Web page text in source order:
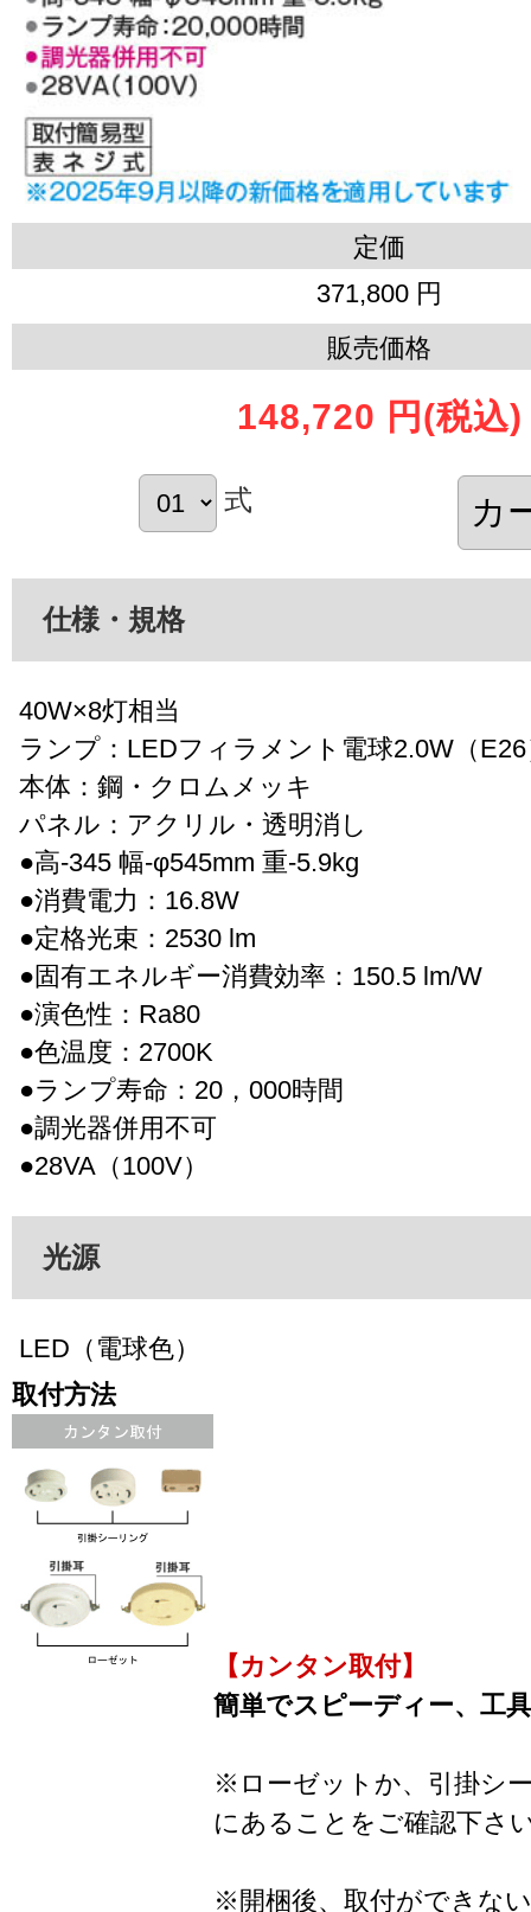
定価
371,800 円
販売価格
148,720 円 (税込)
式
仕様・規格
40W×8灯相当
ランプ：LEDフィラメント電球2.0W（
本体：鋼・クロムメッキ
パネル：アクリル・透明消し
●高-345 幅-φ545mm 重-5.9kg
●消費電力：16.8W
●定格光束：2530 lm
●固有エネルギー消費効率：150.5 lm/W
●演色性：Ra80
●色温度：2700K
●ランプ寿命：20，000時間
●調光器併用不可
●28VA（100V）
光源
LED（電球色）
取付方法
【カンタン取付】
簡単でスピーディー、工
※ローゼットか、引掛シ
にあることをご確認下さ
※開梱後、取付ができな